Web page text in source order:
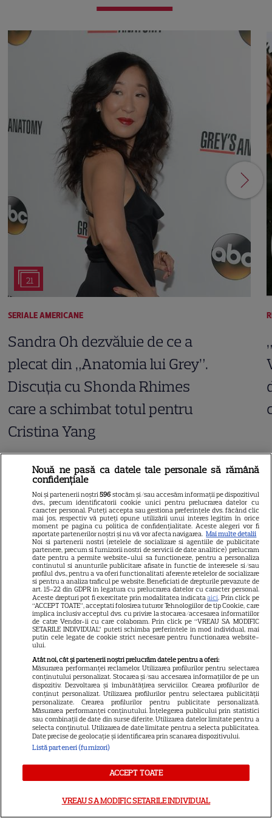
21
SERIALE AMERICANE
Sandra Oh dezvăluie de ce a
plecat din „Anatomia lui Grey”.
Discuția cu Shonda Rhimes
care a schimbat totul pentru
Cristina Yang
ARTICOLE PARTENERI
Horoscop 31 iulie 2026.
Scorpionii au șansa de a privi
dincolo de aparențe
Tragerile loto din 30 iulie 2026.
Numerele câştigătoare
extrase joi
de la pepenele roșu – ce
Nouă ne pasă ca datele tale personale să rămână
confidențiale
Noi și partenerii noștri596 stocăm și/sau accesăm informații pe dispozitivul
dvs., precum identificatorii cookie unici pentru prelucrarea datelor cu
caracter personal. Puteți accepta sau gestiona preferințele dvs. făcând clic
mai jos, respectiv vă puteți opune utilizării unui interes legitim în orice
moment pe pagina cu politica de confidențialitate. Aceste alegeri vor fi
raportate partenerilor noștri și nu vă vor afecta navigarea. Mai multe detalii
Noi si partenerii nostri (retelele de socializare si agentiile de publicitate
partenere, precum si furnizorii nostri de servicii de date analitice) prelucram
date pentru a permite website-ului sa functioneze, pentru a personaliza
continutul si anunturile publicitare afisate in functie de interesele si/sau
profilul dvs., pentru a va oferi functionalitati aferente retelelor de socializare
si pentru a analiza traficul pe website. Beneficiati de drepturile prevazute de
art. 15-22 din GDPR in legatura cu prelucrarea datelor cu caracter personal.
Aceste drepturi pot fi exercitate prin modalitatea indicataaici. Prin click pe
“ACCEPT TOATE”, acceptati folosirea tuturor Tehnologiilor de tip Cookie, care
implica inclusiv acceptul dvs. cu privire la stocarea/accesarea informatiilor
de catre Vendor-ii cu care colaboram. Prin click pe “VREAU SA MODIFIC
SETARILE INDIVIDUAL” puteti schimba preferintele in mod individual, mai
putin cele legate de cookie strict necesare pentru functionarea website-
ului.
Atât noi, cât și partenerii noștri prelucrăm datele pentru a oferi:
Măsurarea performanței reclamelor. Utilizarea profilurilor pentru selectarea
conținutului personalizat. Stocarea și/sau accesarea informațiilor de pe un
dispozitiv. Dezvoltarea și îmbunătățirea serviciilor. Crearea profilurilor de
conținut personalizat. Utilizarea profilurilor pentru selectarea publicității
personalizate. Crearea profilurilor pentru publicitate personalizată.
Măsurarea performanței conținutului. Înțelegerea publicului prin statistici
sau combinații de date din surse diferite. Utilizarea datelor limitate pentru a
selecta conținutul. Utilizarea de date limitate pentru a selecta publicitatea.
Date precise de geolocație și identificarea prin scanarea dispozitivului.
Listă parteneri (furnizori)
ACCEPT TOATE
VREAU SA MODIFIC SETARILE INDIVIDUAL